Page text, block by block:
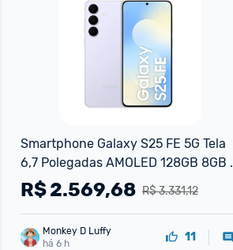
Smartphone Galaxy S25 FE 5G Tela
6,7 Polegadas AMOLED 128GB 8GB
RAM Câmera 50MP Samsung
R$ 3.331,12
R$2.569,68
Monkey D Luffy
há 6 h
11